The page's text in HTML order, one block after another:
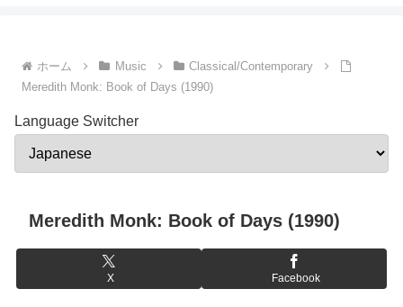
ホーム Music
Classical/Contemporary
Meredith Monk: Book of Days (1990)
Language Switcher
Meredith Monk: Book of Days (1990)
X Facebook